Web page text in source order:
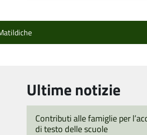
Ultime notizie
Contributi alle famiglie per
di testo delle scuole